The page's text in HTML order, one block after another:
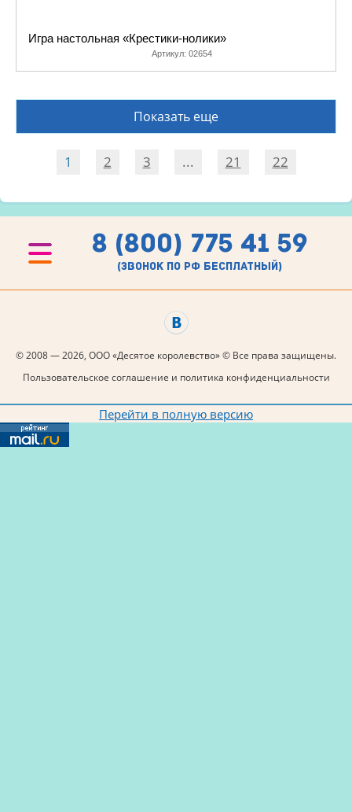
Игра настольная «Крестики-нолики»
Артикул: 02654
Показать еще
1 2 3 ... 21 22
8 (800) 775 41 59
(звонок по рф бесплатный)
© 2008 — 2026, ООО «Десятое королевство» © Все права защищены.
Пользовательское соглашение и политика конфиденциальности
Перейти в полную версию